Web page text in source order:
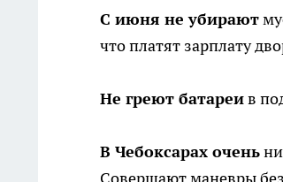
С июня не убирают
что платят зарплату
Не греют батареив
В Чебоксарах очень